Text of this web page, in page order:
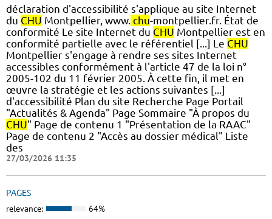
déclaration d'accessibilité s'applique au site Internet
du CHU Montpellier, www. chu-montpellier.fr. État de
conformité Le site Internet du CHU Montpellier est en
conformité partielle avec le référentiel [...] Le CHU
Montpellier s'engage à rendre ses sites Internet
accessibles conformément à l'article 47 de la loi n°
2005-102 du 11 février 2005. À cette fin, il met en
œuvre la stratégie et les actions suivantes [...]
d'accessibilité Plan du site Recherche Page Portail
"Actualités & Agenda" Page Sommaire "À propos du
CHU" Page de contenu 1 "Présentation de la RAAC"
Page de contenu 2 "Accès au dossier médical" Liste
des
27/03/2026 11:35
PAGES
relevance: 64%